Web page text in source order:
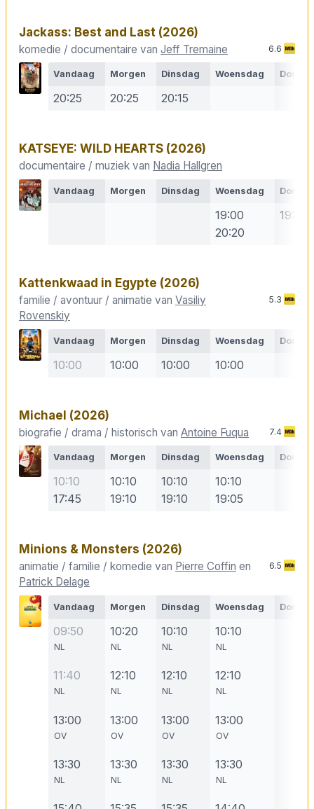
Jackass: Best and Last (2026)
komedie / documentaire van Jeff Tremaine 6.6
Vandaag Morgen Dinsdag Woensdag
20:25 20:25 20:15
KATSEYE: WILD HEARTS (2026)
documentaire / muziek van Nadia Hallgren
Vandaag Morgen Dinsdag Woensdag
19:00
20:20
19:00
Kattenkwaad in Egypte (2026)
familie / avontuur / animatie van Vasiliy
Rovenskiy
5.3
Vandaag Morgen Dinsdag Woensdag
10:00 10:00 10:00 10:00
Michael (2026)
biografie / drama / historisch van Antoine Fuqua 7.4
Vandaag Morgen Dinsdag Woensdag
10:10
17:45
10:10
19:10
10:10
19:10
10:10
19:05
Minions & Monsters (2026)
animatie / familie / komedie van Pierre Coffin en
Patrick Delage
6.5
Vandaag Morgen Dinsdag Woensdag
09:50
NL
11:40
NL
13:00
OV
13:30
NL
10:20
NL
12:10
NL
13:00
OV
13:30
NL
10:10
NL
12:10
NL
13:00
OV
13:30
NL
10:10
NL
12:10
NL
13:00
OV
13:30
NL